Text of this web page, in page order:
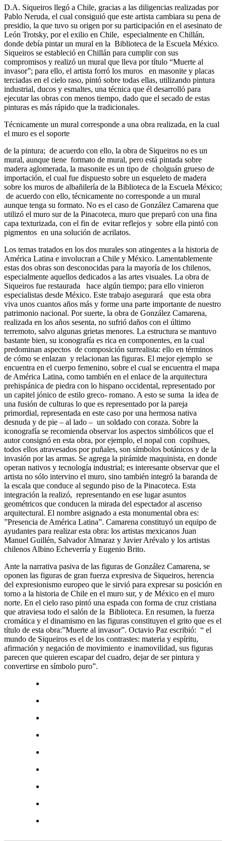
D.A. Siqueiros llegó a Chile, gracias a las diligencias realizadas por
Pablo Neruda, el cual consiguió que este artista cambiara su pena de
presidio, la que tuvo su origen por su participación en el asesinato de
León Trotsky, por el exilio en Chile, especialmente en Chillán,
donde debía pintar un mural en la Biblioteca de la Escuela México.
Siqueiros se estableció en Chillán para cumplir con sus
compromisos y realizó un mural que lleva por título “Muerte al
invasor”; para ello, el artista forró los muros en masonite y placas
terciadas en el cielo raso, pintó sobre todas ellas, utilizando pintura
industrial, ducos y esmaltes, una técnica que él desarrolló para
ejecutar las obras con menos tiempo, dado que el secado de estas
pinturas es más rápido que la tradicionales.
Técnicamente un mural corresponde a una obra realizada, en la cual
el muro es el soporte
de la pintura; de acuerdo con ello, la obra de Siqueiros no es un
mural, aunque tiene formato de mural, pero está pintada sobre
madera aglomerada, la masonite es un tipo de cholguán grueso de
importación, el cual fue dispuesto sobre un esqueleto de madera
sobre los muros de albañilería de la Biblioteca de la Escuela México;
de acuerdo con ello, técnicamente no corresponde a un mural
aunque tenga su formato. No es el caso de González Camarena que
utilizó el muro sur de la Pinacoteca, muro que preparó con una fina
capa texturizada, con el fin de evitar reflejos y sobre ella pintó con
pigmentos en una solución de acrilatos.
Los temas tratados en los dos murales son atingentes a la historia de
América Latina e involucran a Chile y México. Lamentablemente
estas dos obras son desconocidas para la mayoría de los chilenos,
especialmente aquellos dedicados a las artes visuales. La obra de
Siqueiros fue restaurada hace algún tiempo; para ello vinieron
especialistas desde México. Este trabajo asegurará que esta obra
viva unos cuantos años más y forme una parte importante de nuestro
patrimonio nacional. Por suerte, la obra de González Camarena,
realizada en los años sesenta, no sufrió daños con el último
terremoto, salvo algunas grietas menores. La estructura se mantuvo
bastante bien, su iconografía es rica en componentes, en la cual
predominan aspectos de composición surrealista: ello en términos
de cómo se enlazan y relacionan las figuras. El mejor ejemplo se
encuentra en el cuerpo femenino, sobre el cual se encuentra el mapa
de América Latina, como también en el enlace de la arquitectura
prehispánica de piedra con lo hispano occidental, representado por
un capitel jónico de estilo greco- romano. A esto se suma la idea de
una fusión de culturas lo que es representado por la pareja
primordial, representada en este caso por una hermosa nativa
desnuda y de pie – al lado – un soldado con coraza. Sobre la
iconografía se recomienda observar los aspectos simbólicos que el
autor consignó en esta obra, por ejemplo, el nopal con copihues,
todos ellos atravesados por puñales, son símbolos botánicos y de la
invasión por las armas. Se agrega la pirámide maquinista, en donde
operan nativos y tecnología industrial; es interesante observar que el
artista no sólo intervino el muro, sino también integró la baranda de
la escala que conduce al segundo piso de la Pinacoteca. Esta
integración la realizó, representando en ese lugar asuntos
geométricos que conducen la mirada del espectador al ascenso
arquitectural. El nombre asignado a esta monumental obra es:
”Presencia de América Latina”. Camarena constituyó un equipo de
ayudantes para realizar esta obra: los artistas mexicanos Juan
Manuel Guillén, Salvador Almaraz y Javier Arévalo y los artistas
chilenos Albino Echeverría y Eugenio Brito.
Ante la narrativa pasiva de las figuras de González Camarena, se
oponen las figuras de gran fuerza expresiva de Siqueiros, herencia
del expresionismo europeo que le sirvió para expresar su posición en
torno a la historia de Chile en el muro sur, y de México en el muro
norte. En el cielo raso pintó una espada con forma de cruz cristiana
que atraviesa todo el salón de la Biblioteca. En resumen, la fuerza
cromática y el dinamismo en las figuras constituyen el grito que es el
título de esta obra:”Muerte al invasor”. Octavio Paz escribió: “ el
mundo de Siqueiros es el de los contrastes: materia y espíritu,
afirmación y negación de movimiento e inamovilidad, sus figuras
parecen que quieren escapar del cuadro, dejar de ser pintura y
convertirse en símbolo puro”.